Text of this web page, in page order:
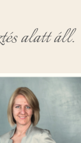
alatt áll.